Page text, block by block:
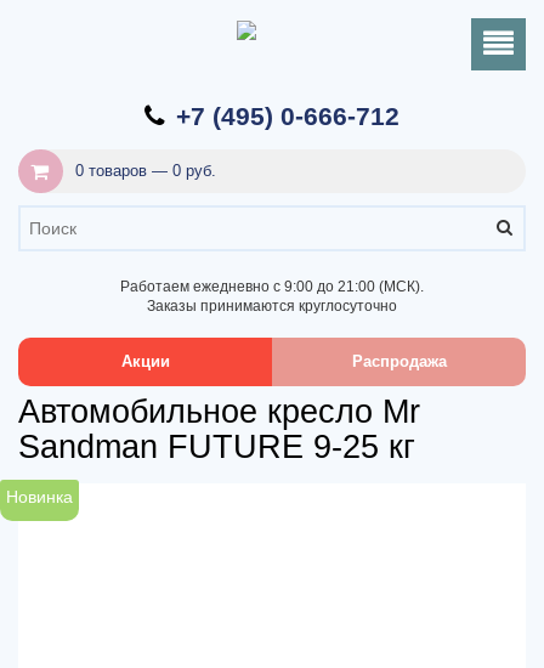
+7 (495) 0-666-712
0 товаров — 0 руб.
Работаем ежедневно с 9:00 до 21:00 (МСК).
Заказы принимаются круглосуточно
Акции Распродажа
Автомобильное кресло Mr
Sandman FUTURE 9-25 кг
Новинка